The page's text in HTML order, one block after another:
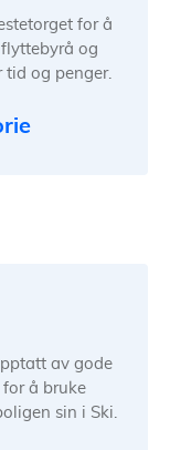
for å
og
tid og penger.
av gode
å bruke
sin i Ski.